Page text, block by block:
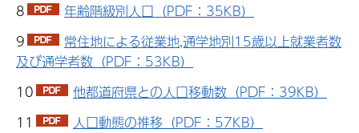
8
年齢階級別人口（PDF：35KB）
9
常住地による従業地,通学地別15歳以上就業者数
及び通学者数（PDF：53KB）
10
他都道府県との人口移動数（PDF：39KB）
11
人口動態の推移（PDF：57KB）